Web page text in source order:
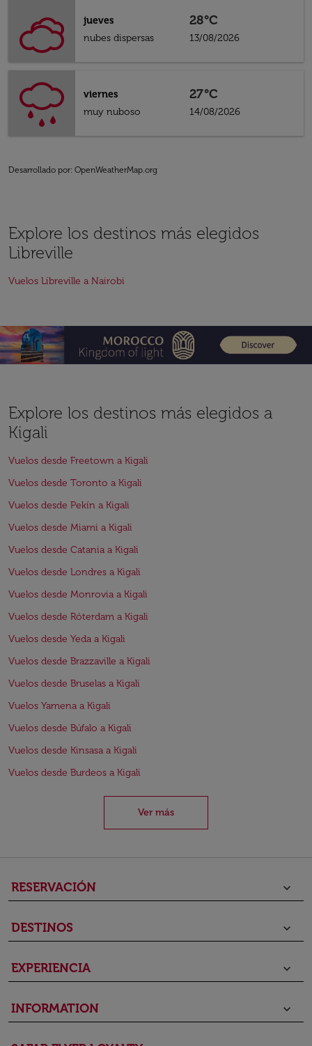
jueves
nubes dispersas
28°C
13/08/2026
viernes
muy nuboso
27°C
14/08/2026
Desarrollado por: OpenWeatherMap.org
Explore los destinos más elegidos
Libreville
Vuelos Libreville a Nairobi
Explore los destinos más elegidos a
Kigali
Vuelos desde Freetown a Kigali
Vuelos desde Toronto a Kigali
Vuelos desde Pekín a Kigali
Vuelos desde Miami a Kigali
Vuelos desde Catania a Kigali
Vuelos desde Londres a Kigali
Vuelos desde Monrovia a Kigali
Vuelos desde Róterdam a Kigali
Vuelos desde Yeda a Kigali
Vuelos desde Brazzaville a Kigali
Vuelos desde Bruselas a Kigali
Vuelos Yamena a Kigali
Vuelos desde Búfalo a Kigali
Vuelos desde Kinsasa a Kigali
Vuelos desde Burdeos a Kigali
Ver más
RESERVACIÓN keyboard_arrow_down
DESTINOS keyboard_arrow_down
EXPERIENCIA keyboard_arrow_down
INFORMATION keyboard_arrow_down